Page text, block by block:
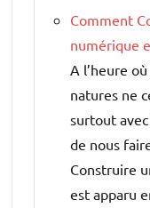
Comment
numérique
A l’heure
natures ne
surtout
de nous
Construire
est apparu